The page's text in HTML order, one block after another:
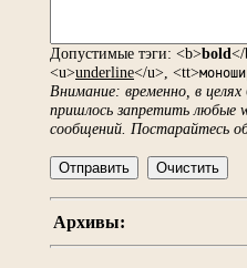
Допустимые тэги: <b>bold
<u>underline</u>, <tt>
Внимание: временно, в
пришлось запретить любые
сообщений. Постарайтесь
Архивы: